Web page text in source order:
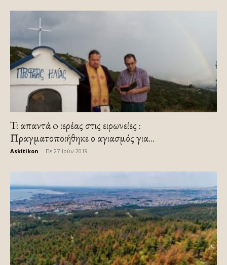
Τι απαντά o ιερέας στις ειρωνείες :
Πραγματοποιήθηκε ο αγιασμός για...
Askitikon Πε 27-Ιούν-2019